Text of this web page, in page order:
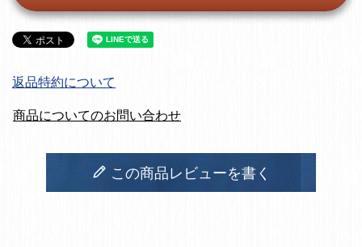
返品特約について
商品についてのお問い合わせ
この商品レビューを書く